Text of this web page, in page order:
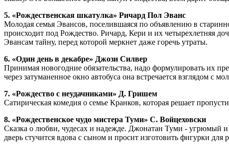
5. «Рождественская шкатулка» Ричард Пол Эванс
Молодая семья Эвансов, поселившаяся по объявлению в
происходит под Рождество. Ричард, Кери и их четырехлетняя
Эвансам тайну, перед которой меркнет даже горечь утраты.
6. «Один день в декабре» Джози Силвер
Принимая новогодние обязательства, надо формулировать их
через затуманенное окно автобуса она встречается взглядом с
7. «Рождество с неудачниками» Д. Гришем
Сатирическая комедия о семье Кранков, которая решает
8. «Рождественское чудо мистера Туми» С. Войцеховски
Сказка о любви, чудесах и надежде. Джонатан Туми - угрюмый
дверь стучится вдова с сыном и просит изготовить фигурки